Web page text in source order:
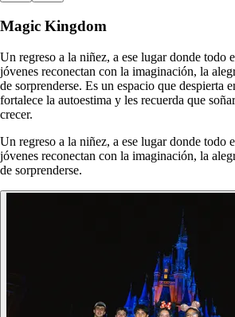
Magic Kingdom
Un regreso a la niñez, a ese lugar donde todo
jóvenes reconectan con la imaginación, la
de sorprenderse. Es un espacio que despierta
fortalece la autoestima y les recuerda que
crecer.
Un regreso a la niñez, a ese lugar donde todo
jóvenes reconectan con la imaginación, la
de sorprenderse.